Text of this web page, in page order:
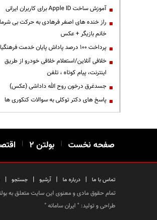
آموزش ساخت Apple ID برای کاربران ایرانی
راز خنده های اصغر فرهادی به حرکت بی
خانم بازیگر + عکس
پرداخت ۱۰۰ درصد پاداش پایان خدمت فرهنگیان
خلافی آنلاین/استعلام خلافی خودرو از طریق
اینترنت، پیام کوتاه ، تلفن
جسدغرق درخون روح الله داداشی (عکس)
پاسخ های دکتر توکلی به سوالات کنکوری ها
صفحه نخست | بولتن ۲ |
تماس با ما | درباره ما | آرشیو | جستجو |
تمام حقوق مادی و معنوی این سایت متعلق به
طراحی و تولید: " ایران سامانه"